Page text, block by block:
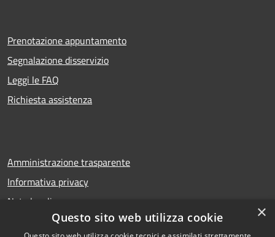
Prenotazione appuntamento
Segnalazione disservizio
Leggi le FAQ
Richiesta assistenza
Amministrazione trasparente
Informativa privacy
Note legali
Dichiarazione di accessibilità
×
Questo sito web utilizza cookie